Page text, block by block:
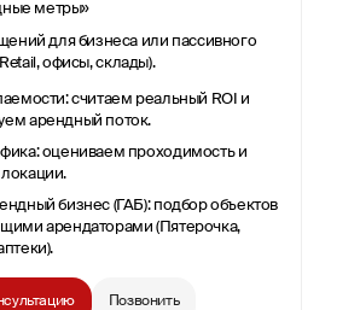
метры»
для бизнеса или пассивного
офисы, склады).
считаем реальный ROI и
арендный поток.
оцениваем проходимость и
бизнес (ГАБ): подбор объектов
арендаторами (Пятерочка,
Позвонить